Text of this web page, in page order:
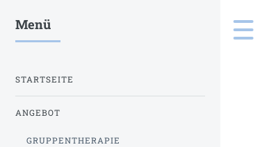
Menü
STARTSEITE
ANGEBOT
GRUPPENTHERAPIE